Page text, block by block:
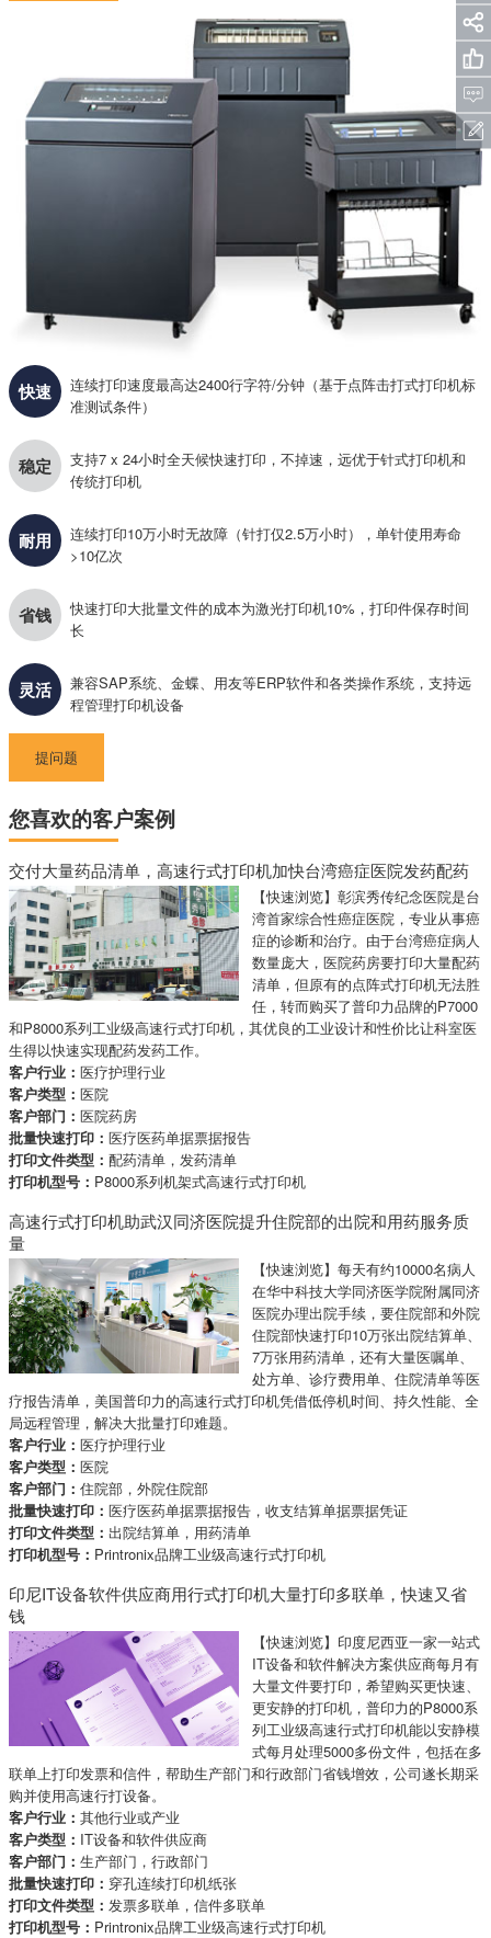
快速
连续打印速度最高达2400行字符/分钟（基于点阵击打式打印机标
准测试条件）
稳定
支持7 x 24小时全天候快速打印，不掉速，远优于针式打印机和
传统打印机
耐用
连续打印10万小时无故障（针打仅2.5万小时），单针使用寿命
>10亿次
省钱
快速打印大批量文件的成本为激光打印机10%，打印件保存时间
长
灵活
兼容SAP系统、金蝶、用友等ERP软件和各类操作系统，支持远
程管理打印机设备
提问题
您喜欢的客户案例
交付大量药品清单，高速行式打印机加快台湾癌症医院发药配药
【快速浏览】彰滨秀传纪念医院是台
湾首家综合性癌症医院，专业从事癌
症的诊断和治疗。由于台湾癌症病人
数量庞大，医院药房要打印大量配药
清单，但原有的点阵式打印机无法胜
任，转而购买了普印力品牌的P7000
和P8000系列工业级高速行式打印机，其优良的工业设计和性价比让科室医
生得以快速实现配药发药工作。
客户行业： 医疗护理行业
客户类型： 医院
客户部门： 医院药房
批量快速打印： 医疗医药单据票据报告
打印文件类型： 配药清单，发药清单
打印机型号： P8000系列机架式高速行式打印机
高速行式打印机助武汉同济医院提升住院部的出院和用药服务质
量
【快速浏览】每天有约10000名病人
在华中科技大学同济医学院附属同济
医院办理出院手续，要住院部和外院
住院部快速打印10万张出院结算单、
7万张用药清单，还有大量医嘱单、
处方单、诊疗费用单、住院清单等医
疗报告清单，美国普印力的高速行式打印机凭借低停机时间、持久性能、全
局远程管理，解决大批量打印难题。
客户行业： 医疗护理行业
客户类型： 医院
客户部门： 住院部，外院住院部
批量快速打印： 医疗医药单据票据报告，收支结算单据票据凭证
打印文件类型： 出院结算单，用药清单
打印机型号： Printronix品牌工业级高速行式打印机
印尼IT设备软件供应商用行式打印机大量打印多联单，快速又省
钱
【快速浏览】印度尼西亚一家一站式
IT设备和软件解决方案供应商每月有
大量文件要打印，希望购买更快速、
更安静的打印机，普印力的P8000系
列工业级高速行式打印机能以安静模
式每月处理5000多份文件，包括在多
联单上打印发票和信件，帮助生产部门和行政部门省钱增效，公司遂长期采
购并使用高速行打设备。
客户行业： 其他行业或产业
客户类型： IT设备和软件供应商
客户部门： 生产部门，行政部门
批量快速打印： 穿孔连续打印机纸张
打印文件类型： 发票多联单，信件多联单
打印机型号： Printronix品牌工业级高速行式打印机